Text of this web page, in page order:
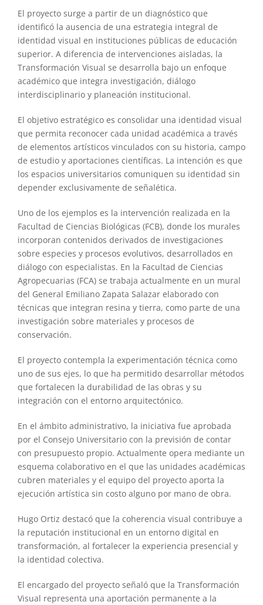
El proyecto surge a partir de un diagnóstico que
identificó la ausencia de una estrategia integral de
identidad visual en instituciones públicas de educación
superior. A diferencia de intervenciones aisladas, la
Transformación Visual se desarrolla bajo un enfoque
académico que integra investigación, diálogo
interdisciplinario y planeación institucional.
El objetivo estratégico es consolidar una identidad visual
que permita reconocer cada unidad académica a través
de elementos artísticos vinculados con su historia, campo
de estudio y aportaciones científicas. La intención es que
los espacios universitarios comuniquen su identidad sin
depender exclusivamente de señalética.
Uno de los ejemplos es la intervención realizada en la
Facultad de Ciencias Biológicas (FCB), donde los murales
incorporan contenidos derivados de investigaciones
sobre especies y procesos evolutivos, desarrollados en
diálogo con especialistas. En la Facultad de Ciencias
Agropecuarias (FCA) se trabaja actualmente en un mural
del General Emiliano Zapata Salazar elaborado con
técnicas que integran resina y tierra, como parte de una
investigación sobre materiales y procesos de
conservación.
El proyecto contempla la experimentación técnica como
uno de sus ejes, lo que ha permitido desarrollar métodos
que fortalecen la durabilidad de las obras y su
integración con el entorno arquitectónico.
En el ámbito administrativo, la iniciativa fue aprobada
por el Consejo Universitario con la previsión de contar
con presupuesto propio. Actualmente opera mediante un
esquema colaborativo en el que las unidades académicas
cubren materiales y el equipo del proyecto aporta la
ejecución artística sin costo alguno por mano de obra.
Hugo Ortiz destacó que la coherencia visual contribuye a
la reputación institucional en un entorno digital en
transformación, al fortalecer la experiencia presencial y
la identidad colectiva.
El encargado del proyecto señaló que la Transformación
Visual representa una aportación permanente a la